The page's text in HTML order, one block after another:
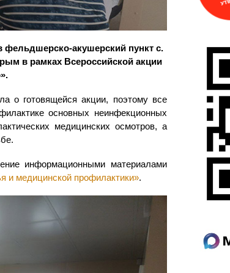
акушерский пункт с.
в рамках Всероссийской акции
о готовящейся акции, поэтому все
основных неинфекционных
медицинских осмотров, а
информационными материалами
и медицинской профилактики».